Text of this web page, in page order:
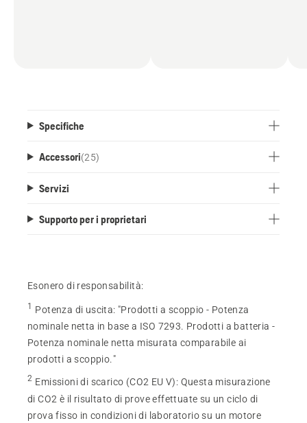
Specifiche
Accessori(25)
Servizi
Supporto per i proprietari
Esonero di responsabilità:
1 Potenza di uscita: "Prodotti a scoppio - Potenza
nominale netta in base a ISO 7293. Prodotti a batteria -
Potenza nominale netta misurata comparabile ai
prodotti a scoppio."
2 Emissioni di scarico (CO2 EU V): Questa misurazione
di CO2 è il risultato di prove effettuate su un ciclo di
prova fisso in condizioni di laboratorio su un motore